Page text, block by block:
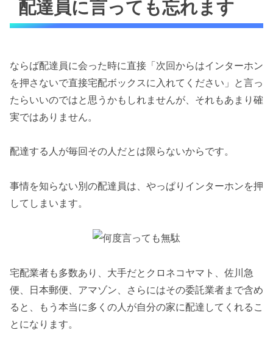
配達員に言っても忘れます
ならば配達員に会った時に直接「次回からはインターホン
を押さないで直接宅配ボックスに入れてください」と言っ
たらいいのではと思うかもしれませんが、それもあまり確
実ではありません。
配達する人が毎回その人だとは限らないからです。
事情を知らない別の配達員は、やっぱりインターホンを押
してしまいます。
宅配業者も多数あり、大手だとクロネコヤマト、佐川急
便、日本郵便、アマゾン、さらにはその委託業者まで含め
ると、もう本当に多くの人が自分の家に配達してくれるこ
とになります。